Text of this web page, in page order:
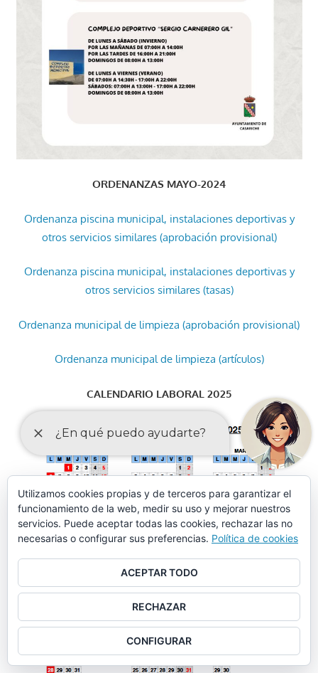
ORDENANZAS MAYO-2024
Ordenanza piscina municipal, instalaciones deportivas y
otros servicios similares (aprobación provisional)
Ordenanza piscina municipal, instalaciones deportivas y
otros servicios similares (tasas)
Ordenanza municipal de limpieza (aprobación provisional)
Ordenanza municipal de limpieza (artículos)
CALENDARIO LABORAL 2025
Utilizamos cookies propias y de terceros para garantizar el
funcionamiento de la web, medir su uso y mejorar nuestros
servicios. Puede aceptar todas las cookies, rechazar las no
necesarias o configurar sus preferencias. Política de cookies
ACEPTAR TODO
RECHAZAR
CONFIGURAR